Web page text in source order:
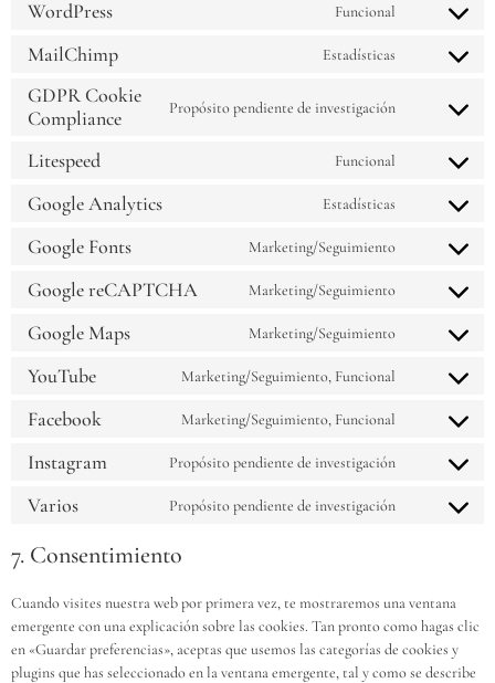
WordPress Funcional
MailChimp Estadísticas
GDPR Cookie
Compliance
Propósito pendiente de investigación
Litespeed Funcional
Google Analytics Estadísticas
Google Fonts Marketing/Seguimiento
Google reCAPTCHA Marketing/Seguimiento
Google Maps Marketing/Seguimiento
YouTube Marketing/Seguimiento, Funcional
Facebook Marketing/Seguimiento, Funcional
Instagram Propósito pendiente de investigación
Varios Propósito pendiente de investigación
7. Consentimiento
Cuando visites nuestra web por primera vez, te mostraremos una ventana
emergente con una explicación sobre las cookies. Tan pronto como hagas clic
en «Guardar preferencias», aceptas que usemos las categorías de cookies y
plugins que has seleccionado en la ventana emergente, tal y como se describe